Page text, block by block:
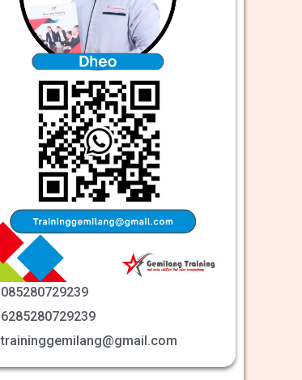
085280729239
6285280729239
traininggemilang@gmail.com